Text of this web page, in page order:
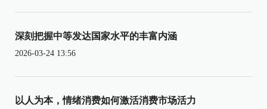
深刻把握中等发达国家水平的丰富内涵
2026-03-24 13:56
以人为本，情绪消费如何激活消费市场活力